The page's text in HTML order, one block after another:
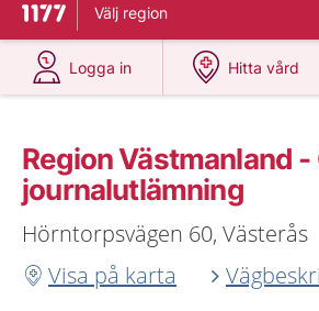
Till startsidan för 1177
Välj region
Logga in
på 1177.se
Hitta vård
på 1177.se
Region Västmanland
journalutlämning
Hörntorpsvägen 60, Västerås
Visa på karta